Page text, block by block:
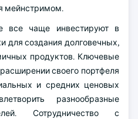
мейнстримом.
все чаще инвестируют в
для создания долговечных,
продуктов. Ключевые
своего портфеля
и средних ценовых
разнообразные
Сотрудничество с